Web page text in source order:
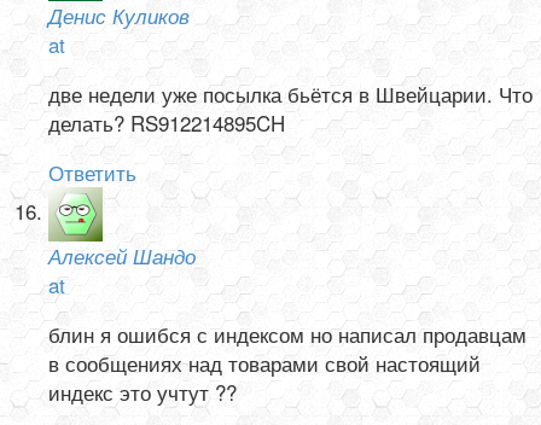
Денис Куликов
at
две недели уже посылка бьётся в Швейцарии. Что
делать? RS912214895CH
Ответить
Алексей Шандо
at
блин я ошибся с индексом но написал продавцам
в сообщениях над товарами свой настоящий
индекс это учтут ??